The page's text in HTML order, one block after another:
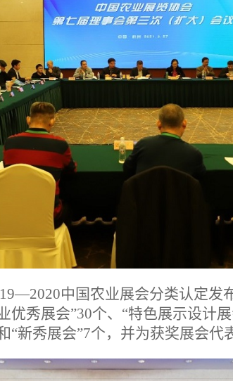
中国农业展会分类认定发
优秀展会”30个、“特色展示设计展
“新秀展会”7个，并为获奖展会代